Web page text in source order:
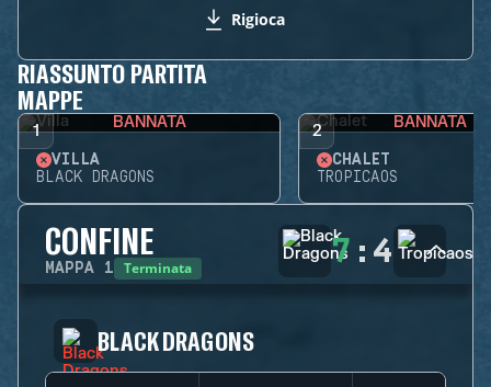
Rigioca
RIASSUNTO PARTITA
MAPPE
1 BANNATA
VILLA
BLACK DRAGONS
2 BANNATA
CHALET
TROPICAOS
CONFINE
MAPPA 1 Terminata 7 : 4
BLACK DRAGONS